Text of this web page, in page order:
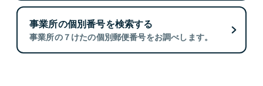
事業所の個別番号を検索する
事業所の７けたの個別郵便番号をお調べします。